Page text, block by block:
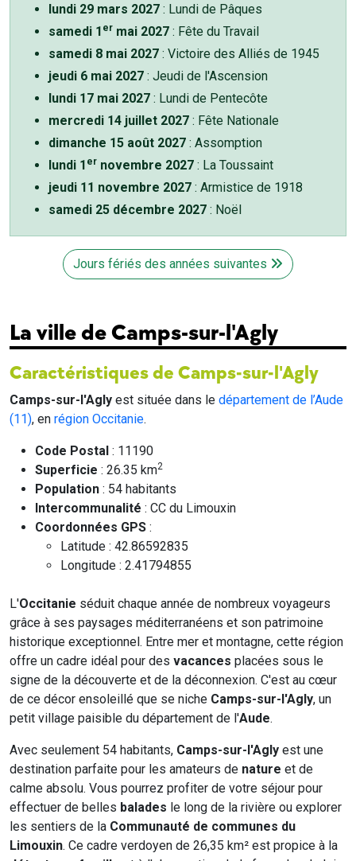
lundi 29 mars 2027 : Lundi de Pâques
samedi 1 er mai 2027 : Fête du Travail
samedi 8 mai 2027 : Victoire des Alliés de 1945
jeudi 6 mai 2027 : Jeudi de l'Ascension
lundi 17 mai 2027 : Lundi de Pentecôte
mercredi 14 juillet 2027 : Fête Nationale
dimanche 15 août 2027 : Assomption
lundi 1 er novembre 2027 : La Toussaint
jeudi 11 novembre 2027 : Armistice de 1918
samedi 25 décembre 2027 : Noël
Jours fériés des années suivantes
La ville de Camps-sur-l'Agly
Caractéristiques de Camps-sur-l'Agly
Camps-sur-l'Agly est située dans le département de l’Aude
(11), en région Occitanie.
Code Postal : 11190
Superficie : 26.35 km2
Population : 54 habitants
Intercommunalité : CC du Limouxin
Coordonnées GPS :
Latitude : 42.86592835
Longitude : 2.41794855
L'Occitanie séduit chaque année de nombreux voyageurs
grâce à ses paysages méditerranéens et son patrimoine
historique exceptionnel. Entre mer et montagne, cette région
offre un cadre idéal pour des vacances placées sous le
signe de la découverte et de la déconnexion. C'est au cœur
de ce décor ensoleillé que se niche Camps-sur-l'Agly, un
petit village paisible du département de l'Aude.
Avec seulement 54 habitants, Camps-sur-l'Agly est une
destination parfaite pour les amateurs de nature et de
calme absolu. Vous pourrez profiter de votre séjour pour
effectuer de belles balades le long de la rivière ou explorer
les sentiers de la Communauté de communes du
Limouxin. Ce cadre verdoyen de 26,35 km² est propice à la